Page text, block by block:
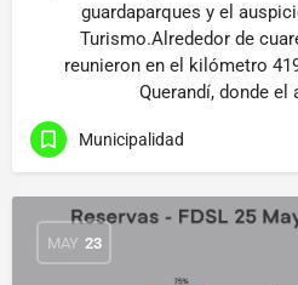
guardaparques y el
Turismo.Alrededor de
reunieron en el kilómetro
Querandí, donde el
Municipalidad
MAY 23